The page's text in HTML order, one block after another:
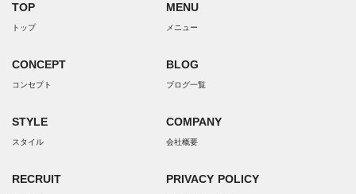
TOP
トップ
CONCEPT
コンセプト
STYLE
スタイル
RECRUIT
MENU
メニュー
BLOG
ブログ一覧
COMPANY
会社概要
PRIVACY POLICY